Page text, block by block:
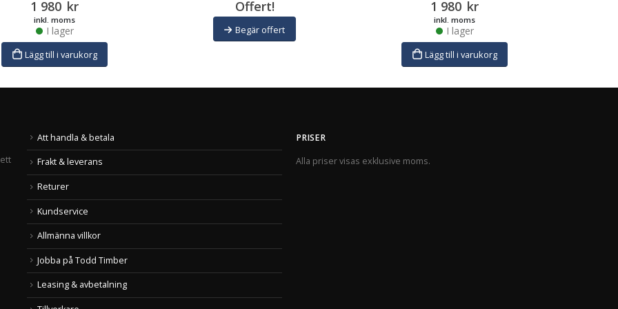
1 980 kr
inkl. moms
I lager
Lägg till i varukorg
Offert!
Begär offert
1 980 kr
inkl. moms
I lager
Lägg till i varukorg
Att handla & betala
Frakt & leverans
Returer
Kundservice
Allmänna villkor
Jobba på Todd Timber
Leasing & avbetalning
PRISER
Alla priser visas exklusive moms.